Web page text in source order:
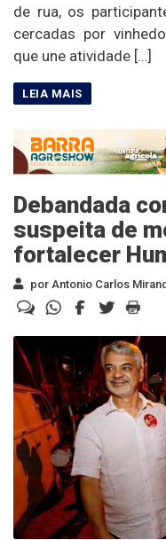
de rua, os
cercadas por
que une atividade […]
Debandada
suspeita de
fortalecer
por Antonio Carlos